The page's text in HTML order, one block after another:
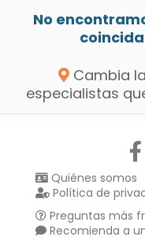
No
Cambia
especialistas
Quiénes somos
Política de
Preguntas más
Recomienda a